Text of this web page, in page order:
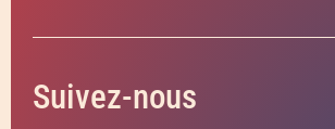
Suivez-nous